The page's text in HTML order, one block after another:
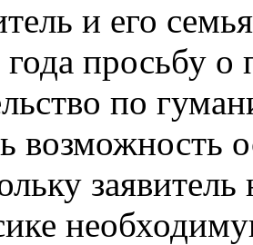
и его
просьбу о
по
возможность